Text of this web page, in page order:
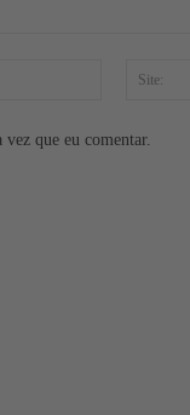
que eu comentar.